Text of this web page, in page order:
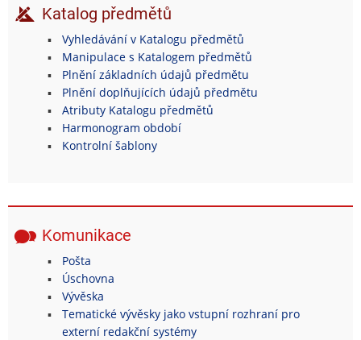
Katalog předmětů
Vyhledávání v Katalogu předmětů
Manipulace s Katalogem předmětů
Plnění základních údajů předmětu
Plnění doplňujících údajů předmětu
Atributy Katalogu předmětů
Harmonogram období
Kontrolní šablony
Komunikace
Pošta
Úschovna
Vývěska
Tematické vývěsky jako vstupní rozhraní pro
externí redakční systémy